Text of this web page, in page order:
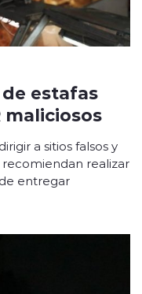
estafas
maliciosos
a sitios falsos y
realizar
entregar